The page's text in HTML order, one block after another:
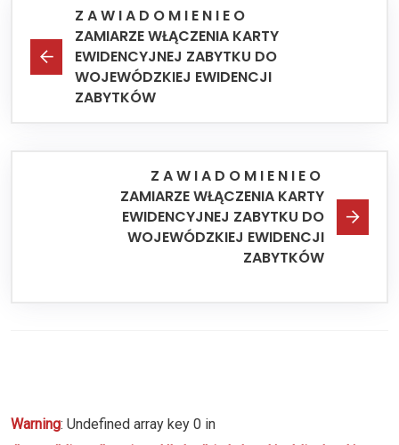
Z A W I A D O M I E N I E O
ZAMIARZE WŁĄCZENIA KARTY
EWIDENCYJNEJ ZABYTKU DO
WOJEWÓDZKIEJ EWIDENCJI
ZABYTKÓW
Z A W I A D O M I E N I E O
ZAMIARZE WŁĄCZENIA KARTY
EWIDENCYJNEJ ZABYTKU DO
WOJEWÓDZKIEJ EWIDENCJI
ZABYTKÓW
Warning: Undefined array key 0 in